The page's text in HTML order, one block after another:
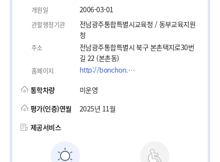
개원일 2006-03-01
관할행정기관
전남광주통합특별시교육청 / 동부교육지원
청
주소
전남광주통합특별시 북구 본촌택지로30번
길 22 (본촌동)
홈페이지 http://bonchon.gen.es.kr
통학차량
미운영
평가(인증)연월
2025년 11월
제공서비스